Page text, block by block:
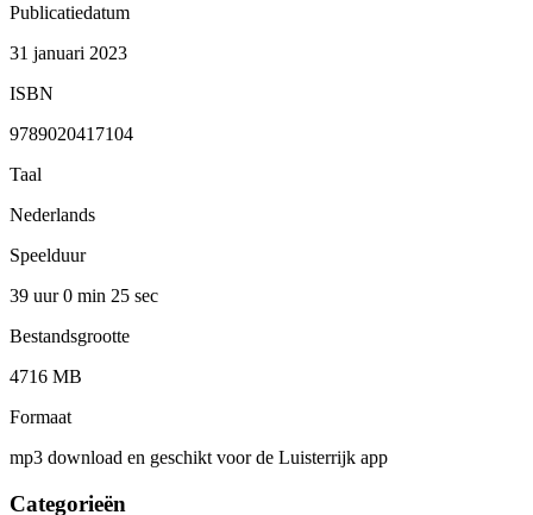
Publicatiedatum
31 januari 2023
ISBN
9789020417104
Taal
Nederlands
Speelduur
39 uur 0 min 25 sec
Bestandsgrootte
4716 MB
Formaat
mp3 download en geschikt voor de Luisterrijk app
Categorieën